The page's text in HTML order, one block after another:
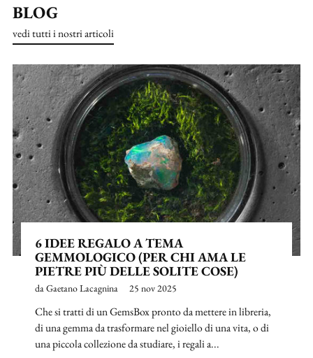
BLOG
vedi tutti i nostri articoli
6 IDEE REGALO A TEMA
GEMMOLOGICO (PER CHI AMA LE
PIETRE PIÙ DELLE SOLITE COSE)
da Gaetano Lacagnina 25 nov 2025
Che si tratti di un GemsBox pronto da mettere in libreria,
di una gemma da trasformare nel gioiello di una vita, o di
una piccola collezione da studiare, i regali a...